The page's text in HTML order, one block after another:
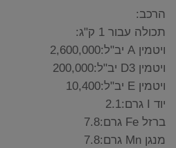
הרכב:
תכולה עבור 1 ק"ג:
ויטמין A יב"ל:2,600,000
ויטמין D3 יב"ל:200,000
ויטמין E יב"ל:10,400
יוד I גרם:2.1
ברזל Fe גרם:7.8
מנגן Mn גרם:7.8